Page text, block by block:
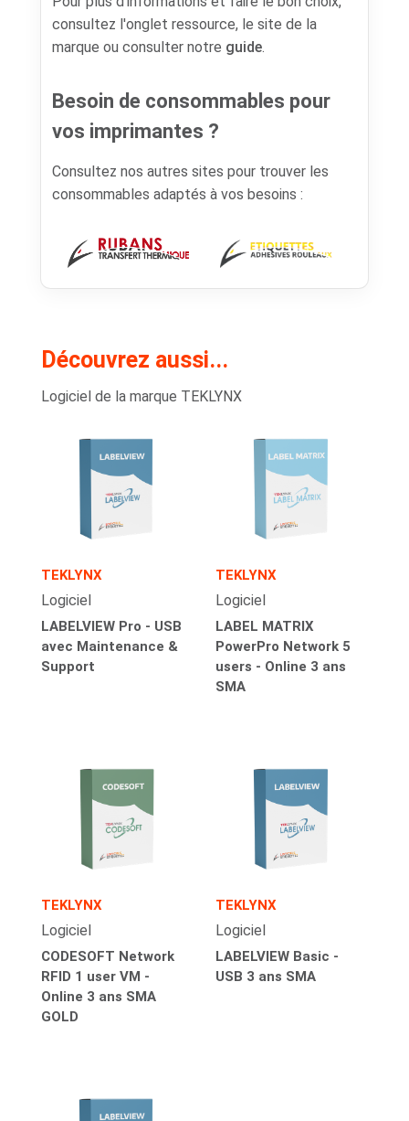
consultez l'onglet ressource, le site de la
marque ou consulter notre guide.
Besoin de consommables pour
vos imprimantes ?
Consultez nos autres sites pour trouver les
consommables adaptés à vos besoins :
Découvrez aussi...
Logiciel de la marque TEKLYNX
TEKLYNX
Logiciel
LABELVIEW Pro - USB
avec Maintenance &
Support
TEKLYNX
Logiciel
LABEL MATRIX
PowerPro Network 5
users - Online 3 ans
SMA
TEKLYNX
Logiciel
CODESOFT Network
RFID 1 user VM -
Online 3 ans SMA
GOLD
TEKLYNX
Logiciel
LABELVIEW Basic -
USB 3 ans SMA